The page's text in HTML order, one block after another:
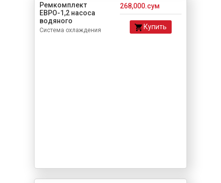
Ремкомплект
ЕВРО-1,2 насоса
водяного
Система охлаждения
268,000.сум
Купить